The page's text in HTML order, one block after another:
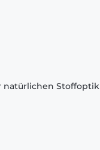
natürlichen Stoffoptik